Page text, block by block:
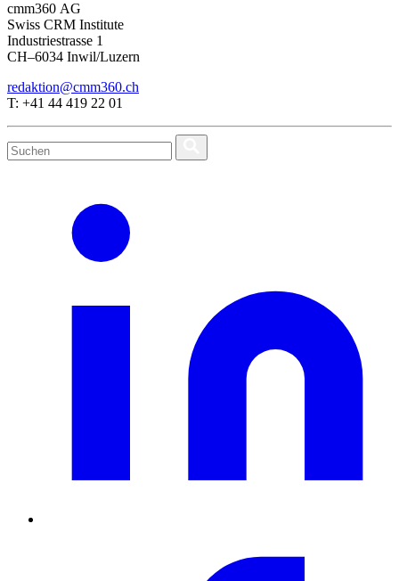
cmm360 AG
Swiss CRM Institute
Industriestrasse 1
CH–6034 Inwil/Luzern
redaktion@cmm360.ch
T: +41 44 419 22 01